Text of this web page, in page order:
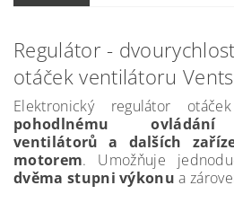
Regulátor -
otáček ventilátoru
Elektronický regulátor
pohodlnému ovládání
ventilátorů a dalších
motorem. Umožňuje
dvěma stupni výkonu a